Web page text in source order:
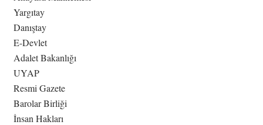
Yargıtay
Danıştay
E-Devlet
Adalet Bakanlığı
UYAP
Resmi Gazete
Barolar Birliği
İnsan Hakları